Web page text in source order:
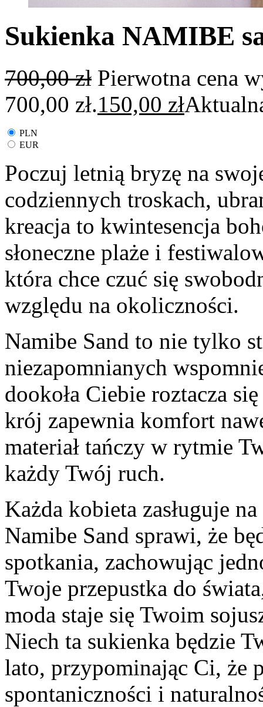
Sukienka NAMIBE
700,00zł Pierwotna cena
700,00 zł.150,00 zł
PLN
EUR
Poczuj letnią bryzę na
codziennych troskach,
kreacja to kwintesencja
słoneczne plaże i
która chce czuć się
względu na okoliczności.
Namibe Sand to nie tylko
niezapomnianych
dookoła Ciebie roztacza
krój zapewnia komfort
materiał tańczy w rytmie
każdy Twój ruch.
Każda kobieta zasługuje
Namibe Sand sprawi, że
spotkania, zachowując
Twoje przepustka do
moda staje się Twoim
Niech ta sukienka będzie
lato, przypominając Ci, że
spontaniczności i